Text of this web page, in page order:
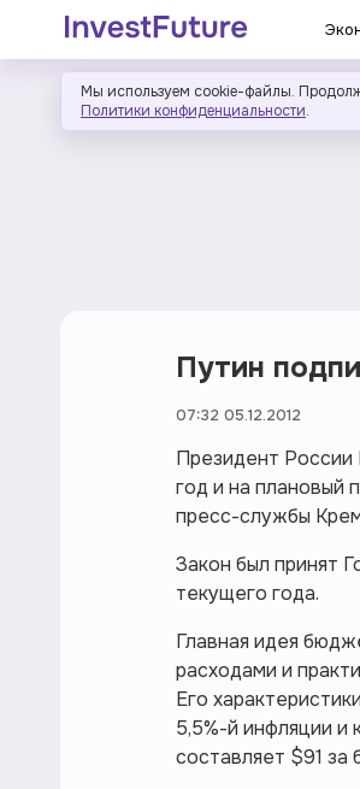
Мы используем cookie-файлы.
Политики конфиденциальности.
Путин
07:32 05.12.2012
Президент России
год и на плановый
пресс-службы
Закон был принят
текущего года.
Главная идея
расходами и
Его
5,5%-й инфляции и
составляет $91 за